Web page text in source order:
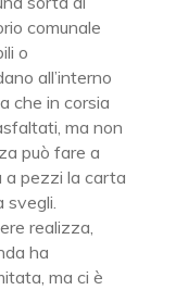
comunale
o
all’interno
che in corsia
ma non
può fare a
a pezzi la carta
svegli.
realizza,
ha
ma ci è